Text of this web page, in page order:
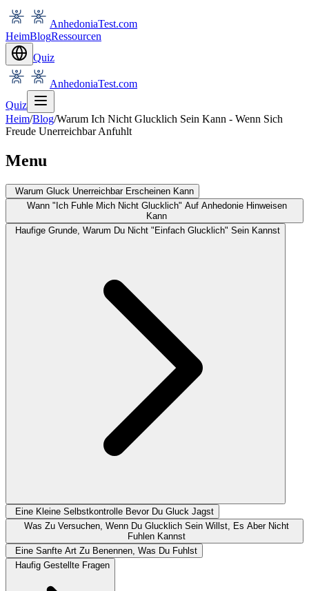
AnhedoniaTest.com
HeimBlogRessourcen
Quiz
AnhedoniaTest.com
Quiz
Heim/Blog/Warum Ich Nicht Glucklich Sein Kann - Wenn Sich
Freude Unerreichbar Anfuhlt
Menu
Warum Gluck Unerreichbar Erscheinen Kann
Wann "Ich Fuhle Mich Nicht Glucklich" Auf Anhedonie Hinweisen
Kann
Haufige Grunde, Warum Du Nicht "Einfach Glucklich" Sein Kannst
Eine Kleine Selbstkontrolle Bevor Du Gluck Jagst
Was Zu Versuchen, Wenn Du Glucklich Sein Willst, Es Aber Nicht
Fuhlen Kannst
Eine Sanfte Art Zu Benennen, Was Du Fuhlst
Haufig Gestellte Fragen